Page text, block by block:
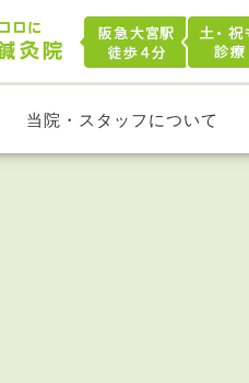
当院・スタッフについて